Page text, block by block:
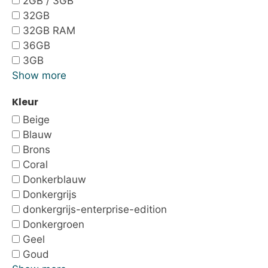
32GB
32GB RAM
36GB
3GB
Show more
Kleur
Beige
Blauw
Brons
Coral
Donkerblauw
Donkergrijs
donkergrijs-enterprise-edition
Donkergroen
Geel
Goud